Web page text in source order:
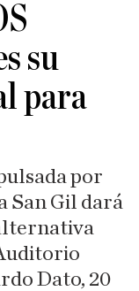
su
para
por
San Gil dará
Dato, 20